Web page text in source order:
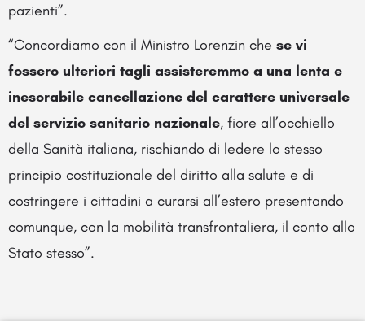
pazienti”.
“Concordiamo con il Ministro Lorenzin che se vi
fossero ulteriori tagli assisteremmo a una lenta e
inesorabile cancellazione del carattere universale
del servizio sanitario nazionale, fiore all’occhiello
della Sanità italiana, rischiando di ledere lo stesso
principio costituzionale del diritto alla salute e di
costringere i cittadini a curarsi all’estero presentando
comunque, con la mobilità transfrontaliera, il conto allo
Stato stesso”.